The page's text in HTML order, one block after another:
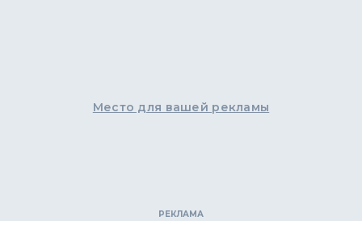
Место для вашей рекламы